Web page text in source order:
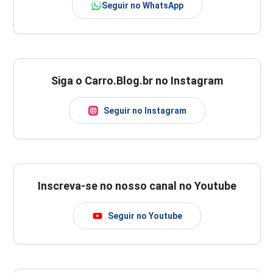
Seguir no WhatsApp
Siga o Carro.Blog.br no Instagram
Seguir no Instagram
Inscreva-se no nosso canal no Youtube
Seguir no Youtube